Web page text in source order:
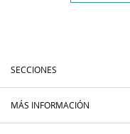
SECCIONES
MÁS INFORMACIÓN